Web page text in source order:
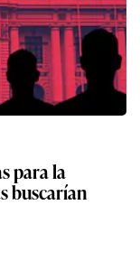
para la
buscarían